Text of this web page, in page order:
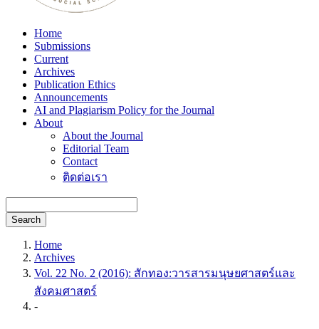
Home
Submissions
Current
Archives
Publication Ethics
Announcements
AI and Plagiarism Policy for the Journal
About
About the Journal
Editorial Team
Contact
ติดต่อเรา
Search
Home
Archives
Vol. 22 No. 2 (2016): สักทอง:วารสารมนุษยศาสตร์และ
สังคมศาสตร์
-